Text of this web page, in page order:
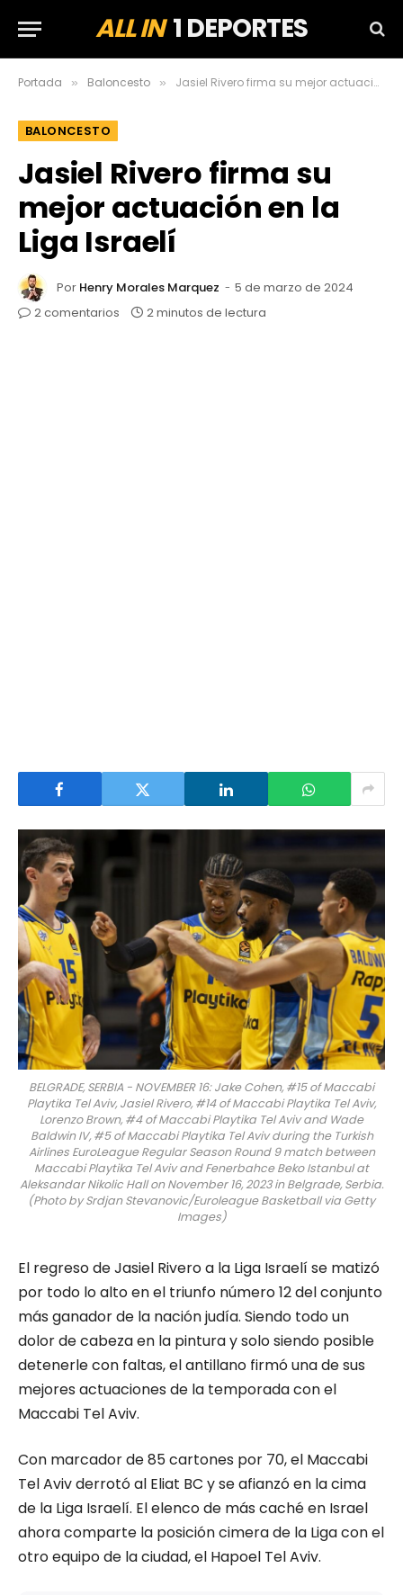
ALL IN1 DEPORTES
Portada » Baloncesto » Jasiel Rivero firma su mejor actuación en la Liga Israelí
BALONCESTO
Jasiel Rivero firma su
mejor actuación en la
Liga Israelí
Por Henry Morales Marquez
5 de marzo de 2024
2 comentarios
2 minutos de lectura
BELGRADE, SERBIA - NOVEMBER 16: Jake Cohen, #15 of Maccabi
Playtika Tel Aviv, Jasiel Rivero, #14 of Maccabi Playtika Tel Aviv,
Lorenzo Brown, #4 of Maccabi Playtika Tel Aviv and Wade
Baldwin IV, #5 of Maccabi Playtika Tel Aviv during the Turkish
Airlines EuroLeague Regular Season Round 9 match between
Maccabi Playtika Tel Aviv and Fenerbahce Beko Istanbul at
Aleksandar Nikolic Hall on November 16, 2023 in Belgrade, Serbia.
(Photo by Srdjan Stevanovic/Euroleague Basketball via Getty
Images)
El regreso de Jasiel Rivero a la Liga Israelí se matizó
por todo lo alto en el triunfo número 12 del conjunto
más ganador de la nación judía. Siendo todo un
dolor de cabeza en la pintura y solo siendo posible
detenerle con faltas, el antillano firmó una de sus
mejores actuaciones de la temporada con el
Maccabi Tel Aviv.
Con marcador de 85 cartones por 70, el Maccabi
Tel Aviv derrotó al Eliat BC y se afianzó en la cima
de la Liga Israelí. El elenco de más caché en Israel
ahora comparte la posición cimera de la Liga con el
otro equipo de la ciudad, el Hapoel Tel Aviv.